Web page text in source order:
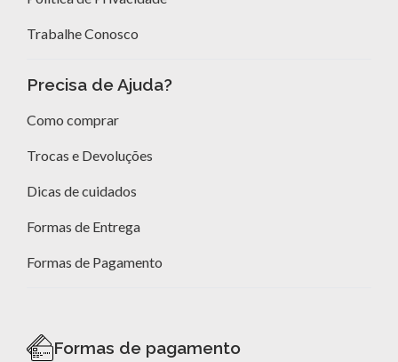
Trabalhe Conosco
Precisa de Ajuda?
Como comprar
Trocas e Devoluções
Dicas de cuidados
Formas de Entrega
Formas de Pagamento
Formas de pagamento